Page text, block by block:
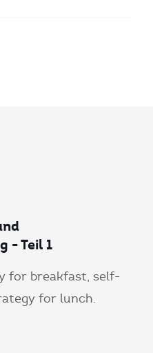
- Teil 1
for breakfast, self-
for lunch.